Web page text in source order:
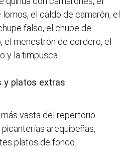
el caldo de camarón, el
falso, el chupe de
el menestrón de cordero, el
y la timpusca.
y platos extras
vasta del repertorio
arequipeñas,
platos de fondo.